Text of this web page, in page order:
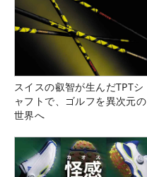
スイスの叡智が生んだTPTシ
ャフトで、ゴルフを異次元の
世界へ